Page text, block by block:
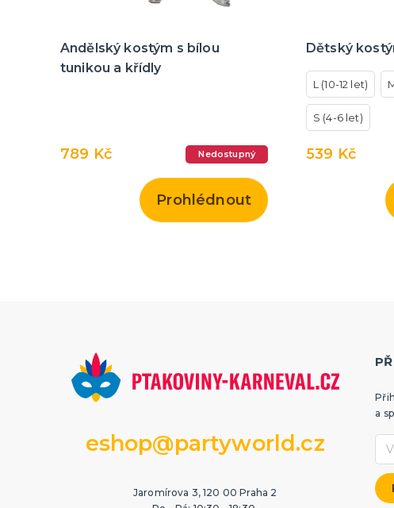
Andělský kostým s bílou
tunikou a křídly
789 Kč Nedostupný
Prohlédnout
Dětský
L (10-12 let)
S (4-6 let)
539 Kč
eshop@partyworld.cz
Jaromírova 3, 120 00 Praha 2
a